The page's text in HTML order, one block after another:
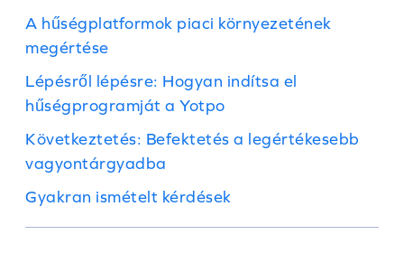
A hűségplatformok piaci környezetének
megértése
Lépésről lépésre: Hogyan indítsa el
hűségprogramját a Yotpo
Következtetés: Befektetés a legértékesebb
vagyontárgyadba
Gyakran ismételt kérdések